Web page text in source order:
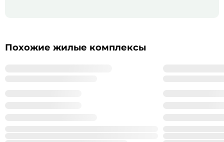
Похожие жилые комплексы